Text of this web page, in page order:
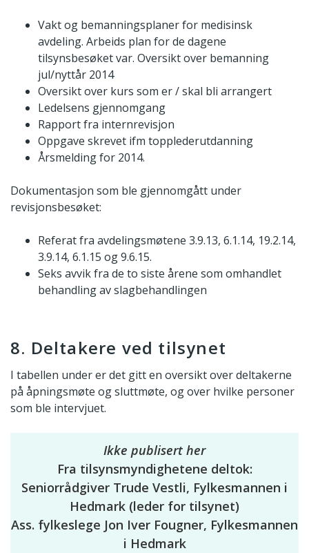
Vakt og bemanningsplaner for medisinsk
avdeling. Arbeids plan for de dagene
tilsynsbesøket var. Oversikt over bemanning
jul/nyttår 2014
Oversikt over kurs som er / skal bli arrangert
Ledelsens gjennomgang
Rapport fra internrevisjon
Oppgave skrevet ifm topplederutdanning
Årsmelding for 2014.
Dokumentasjon som ble gjennomgått under
revisjonsbesøket:
Referat fra avdelingsmøtene 3.9.13, 6.1.14, 19.2.14,
3.9.14, 6.1.15 og 9.6.15.
Seks avvik fra de to siste årene som omhandlet
behandling av slagbehandlingen
8. Deltakere ved tilsynet
I tabellen under er det gitt en oversikt over deltakerne
på åpningsmøte og sluttmøte, og over hvilke personer
som ble intervjuet.
Ikke publisert her
Fra tilsynsmyndighetene deltok:
Seniorrådgiver Trude Vestli, Fylkesmannen i
Hedmark (leder for tilsynet)
Ass. fylkeslege Jon Iver Fougner, Fylkesmannen
i Hedmark